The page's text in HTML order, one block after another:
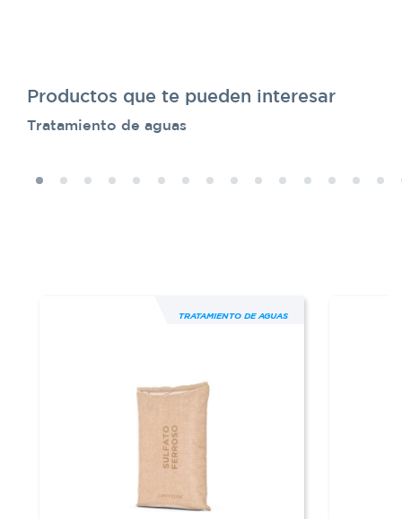
Productos que te pueden interesar
Tratamiento de aguas
TRATAMIENTO DE AGUAS